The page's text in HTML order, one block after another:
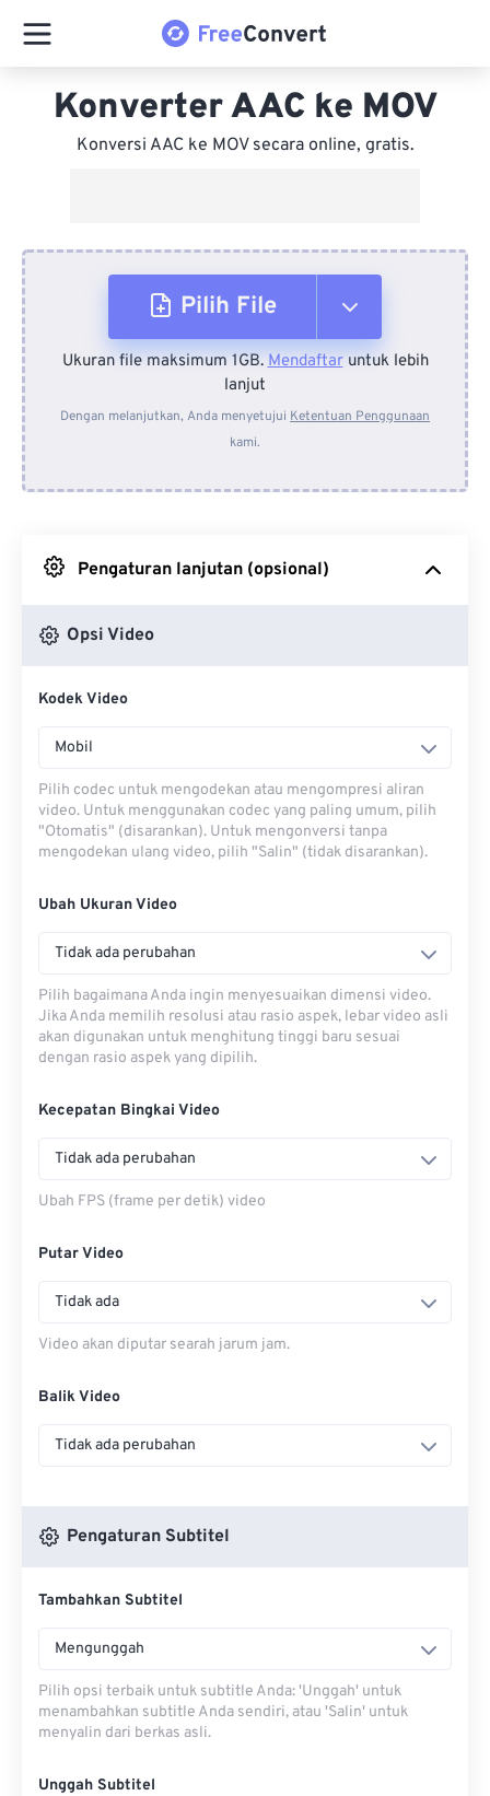
Konverter AAC ke MOV
Konversi AAC ke MOV secara online, gratis.
Pilih File
Dari Perangkat
Dari Dropbox
Ukuran file maksimum 1GB.Mendaftaruntuk lebih
lanjut
Dengan melanjutkan, Anda menyetujui Ketentuan Penggunaan
kami.
Pengaturan lanjutan (opsional)
Opsi Video
Kodek Video
Mobil
Pilih codec untuk mengodekan atau mengompresi aliran
video. Untuk menggunakan codec yang paling umum, pilih
"Otomatis" (disarankan). Untuk mengonversi tanpa
mengodekan ulang video, pilih "Salin" (tidak disarankan).
Ubah Ukuran Video
Tidak ada perubahan
Pilih bagaimana Anda ingin menyesuaikan dimensi video.
Jika Anda memilih resolusi atau rasio aspek, lebar video asli
akan digunakan untuk menghitung tinggi baru sesuai
dengan rasio aspek yang dipilih.
Kecepatan Bingkai Video
Tidak ada perubahan
Ubah FPS (frame per detik) video
Putar Video
Tidak ada
Video akan diputar searah jarum jam.
Balik Video
Tidak ada perubahan
Pengaturan Subtitel
Tambahkan Subtitel
Mengunggah
Pilih opsi terbaik untuk subtitle Anda: 'Unggah' untuk
menambahkan subtitle Anda sendiri, atau 'Salin' untuk
menyalin dari berkas asli.
Unggah Subtitel